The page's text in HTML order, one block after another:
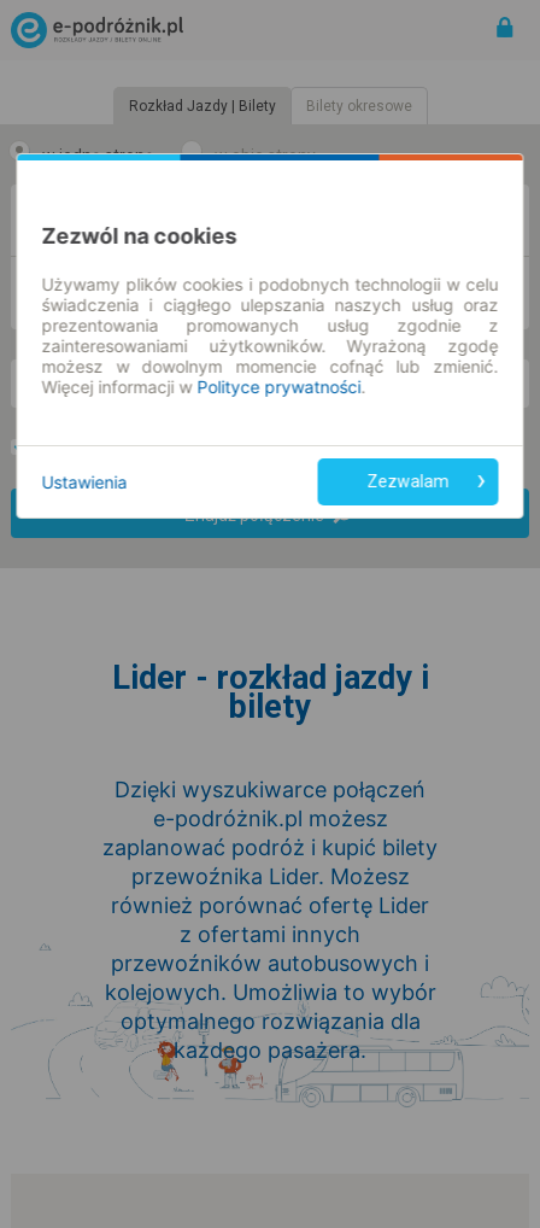
Rozkład Jazdy | Bilety Bilety okresowe
w jedną stronę w obie strony
DO
pt. 7 sie. -- : --
Preferuj bez przesiadek Tylko bilet online
Znajdź połączenie
Lider - rozkład jazdy i
bilety
Dzięki wyszukiwarce połączeń
e-podróżnik.pl możesz
zaplanować podróż i kupić bilety
przewoźnika Lider. Możesz
również porównać ofertę Lider
z ofertami innych
przewoźników autobusowych i
kolejowych. Umożliwia to wybór
optymalnego rozwiązania dla
każdego pasażera.
Zezwól na cookies
Używamy plików cookies i podobnych technologii w celu
świadczenia i ciągłego ulepszania naszych usług oraz
prezentowania promowanych usług zgodnie z
zainteresowaniami użytkowników. Wyrażoną zgodę
możesz w dowolnym momencie cofnąć lub zmienić.
Więcej informacji w Polityce prywatności.
Ustawienia Zezwalam